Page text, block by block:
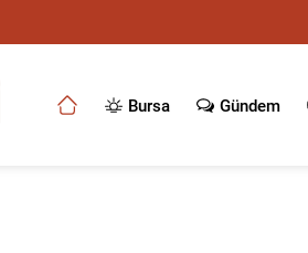
Bursa Gündem